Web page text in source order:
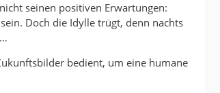
seinen positiven Erwartungen:
Doch die Idylle trügt, denn nachts
bedient, um eine humane